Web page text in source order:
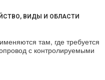
ВИДЫ И ОБЛАСТИ
там, где требуется
с контролируемыми